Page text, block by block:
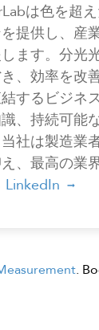
は色を超
提供し、産
ます。分光
、効率を改
するビジネ
、持続可能
社は製造業
、最高の業
LinkedIn
.